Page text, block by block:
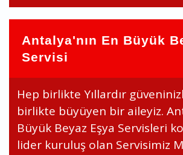
Antalya'nın En Büyük
Servisi
Hep birlikte Yıllardır
birlikte büyüyen bir aileyiz.
Büyük Beyaz Eşya Servisleri
lider kuruluş olan Servisimiz